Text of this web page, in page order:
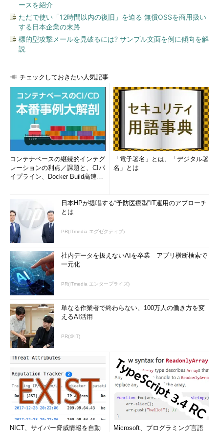
次ページから、HTTPS通信が行われていることの確認方法に
ついて解説していきます。
ースを紹介
ただで使い「12時間以内の復旧」を迫る 無償OSSを商用扱い
する日本企業の末路
標的型攻撃メールを見破るには? サンプル文面を例に傾向を解
説
チェックしておきたい人気記事
コンテナベースの継続的インテグ
レーションの利点／課題と、CIパ
イプライン、Docker Build高速化
「電子署名」とは、「デジタル署
名」とは
日本HPが提唱する“予防医療型”IT運用のアプローチ
とは
PR(ITmedia エグゼクティブ)
社内データを扱えないAIを卒業 アプリ横断検索で
一元化
PR(ITmedia エンタープライズ)
単なる作業者で終わらない、100万人の働き方を変
えるAI活用
PR(＠IT)
NICT、サイバー脅威情報を自動
Microsoft、プログラミング言語